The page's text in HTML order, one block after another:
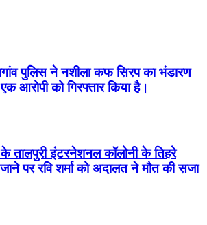
पुलिस ने नशीला कफ सिरप का भंडारण
आरोपी को गिरफ्तार किया है।
तालपुरी इंटरनेशनल कॉलोनी के तिहरे
जाने पर रवि शर्मा को अदालत ने मौत की सजा